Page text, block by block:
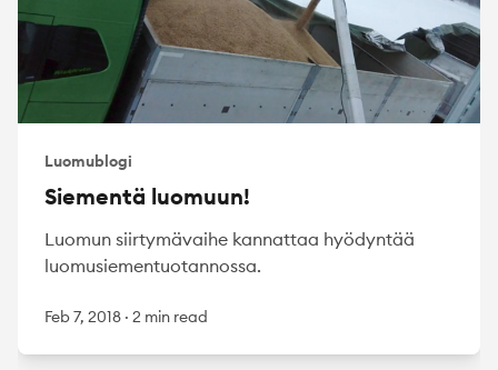
Luomublogi
Siementä luomuun!
Luomun siirtymävaihe kannattaa hyödyntää
luomusiementuotannossa.
Feb 7, 2018 · 2 min read